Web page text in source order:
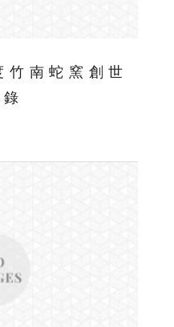
南蛇窯創世